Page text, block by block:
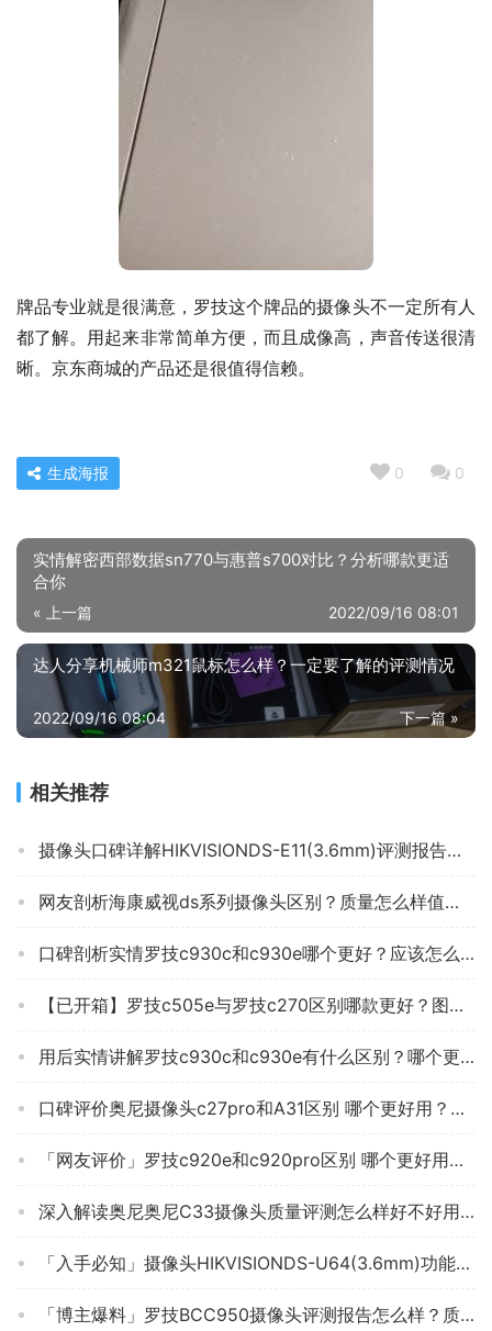
牌品专业就是很满意，罗技这个牌品的摄像头不一定所有人
都了解。用起来非常简单方便，而且成像高，声音传送很清
晰。京东商城的产品还是很值得信赖。
0 0
生成海报
实情解密西部数据sn770与惠普s700对比？分析哪款更适
合你
« 上一篇 2022/09/16 08:01
达人分享机械师m321鼠标怎么样？一定要了解的评测情况
下一篇 »
2022/09/16 08:04
相关推荐
摄像头口碑详解HIKVISIONDS-E11(3.6mm)评测报告怎么样？质量不靠谱？
网友剖析海康威视ds系列摄像头区别？质量怎么样值不值得买
口碑剖析实情罗技c930c和c930e哪个更好？应该怎么样选择
【已开箱】罗技c505e与罗技c270区别哪款更好？图文爆料分析
用后实情讲解罗技c930c和c930e有什么区别？哪个更合适
口碑评价奥尼摄像头c27pro和A31区别 哪个更好用？到底要怎么选择
「网友评价」罗技c920e和c920pro区别 哪个更好用？图文爆料分析
深入解读奥尼奥尼C33摄像头质量评测怎么样好不好用？
「入手必知」摄像头HIKVISIONDS-U64(3.6mm)功能评测结果，看看买家怎么样评价的
「博主爆料」罗技BCC950摄像头评测报告怎么样？质量不靠谱？